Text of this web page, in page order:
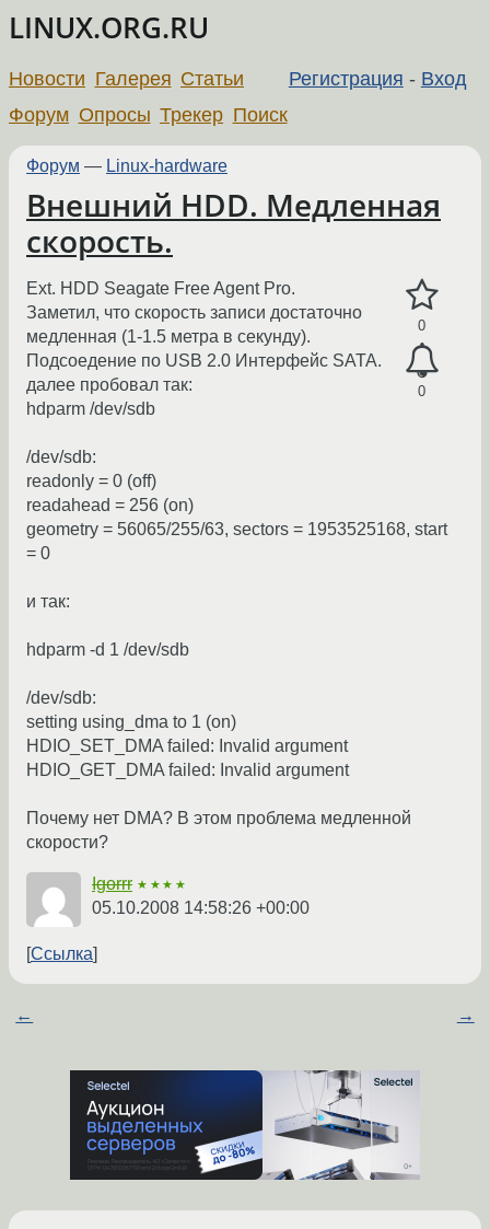
LINUX.ORG.RU
Регистрация - Вход
Новости Галерея Статьи
Форум Опросы Трекер Поиск
Форум — Linux-hardware
Внешний HDD. Медленная
скорость.
0
0
Ext. HDD Seagate Free Agent Pro.
Заметил, что скорость записи достаточно
медленная (1-1.5 метра в секунду).
Подсоедение по USB 2.0 Интерфейс SATA.
далее пробовал так:
hdparm /dev/sdb
/dev/sdb:
readonly = 0 (off)
readahead = 256 (on)
geometry = 56065/255/63, sectors = 1953525168, start
= 0
и так:
hdparm -d 1 /dev/sdb
/dev/sdb:
setting using_dma to 1 (on)
HDIO_SET_DMA failed: Invalid argument
HDIO_GET_DMA failed: Invalid argument
Почему нет DMA? В этом проблема медленной
скорости?
Igorrr ★★★★
05.10.2008 14:58:26 +00:00
Ссылка
← →